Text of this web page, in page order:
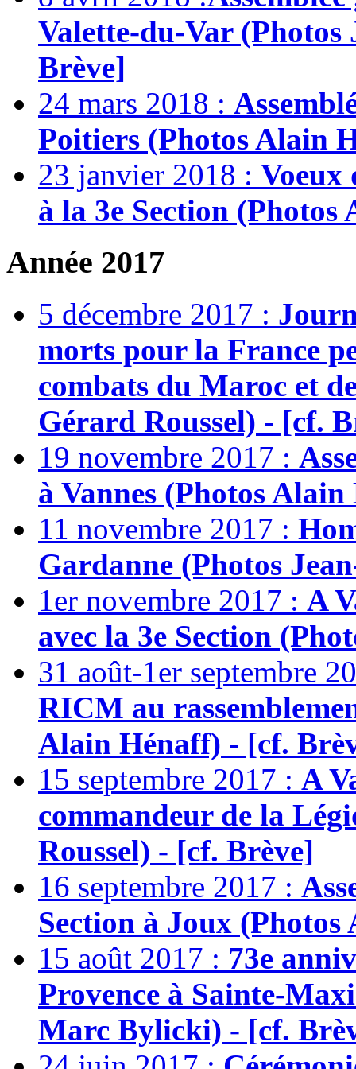
Valette-du-Var
Brève]
24 mars 2018 :
Poitiers (Photos Alain
23 janvier 2018 : Voeux
à la 3e Section
Année 2017
5 décembre 2017 :
morts pour la France
combats du Maroc et
Gérard Roussel) - [cf.
19 novembre 2017 :
à Vannes (Photos
11 novembre 2017 :
Gardanne (Photos
1er novembre 2017 : A
avec la 3e Section
31 août-1er septembre
RICM au
Alain Hénaff) - [cf.
15 septembre 2017 : A
commandeur de la
Roussel) - [cf. Brève]
16 septembre 2017 :
Section à Joux
15 août 2017 : 73e
Provence à Sainte-
Marc Bylicki) - [cf.